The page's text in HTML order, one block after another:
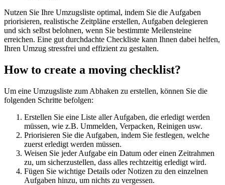
Nutzen Sie Ihre Umzugsliste optimal, indem Sie die Aufgaben
priorisieren, realistische Zeitpläne erstellen, Aufgaben delegieren
und sich selbst belohnen, wenn Sie bestimmte Meilensteine
erreichen. Eine gut durchdachte Checkliste kann Ihnen dabei helfen,
Ihren Umzug stressfrei und effizient zu gestalten.
How to create a moving checklist?
Um eine Umzugsliste zum Abhaken zu erstellen, können Sie die
folgenden Schritte befolgen:
Erstellen Sie eine Liste aller Aufgaben, die erledigt werden
müssen, wie z.B. Ummelden, Verpacken, Reinigen usw.
Priorisieren Sie die Aufgaben, indem Sie festlegen, welche
zuerst erledigt werden müssen.
Weisen Sie jeder Aufgabe ein Datum oder einen Zeitrahmen
zu, um sicherzustellen, dass alles rechtzeitig erledigt wird.
Fügen Sie wichtige Details oder Notizen zu den einzelnen
Aufgaben hinzu, um nichts zu vergessen.